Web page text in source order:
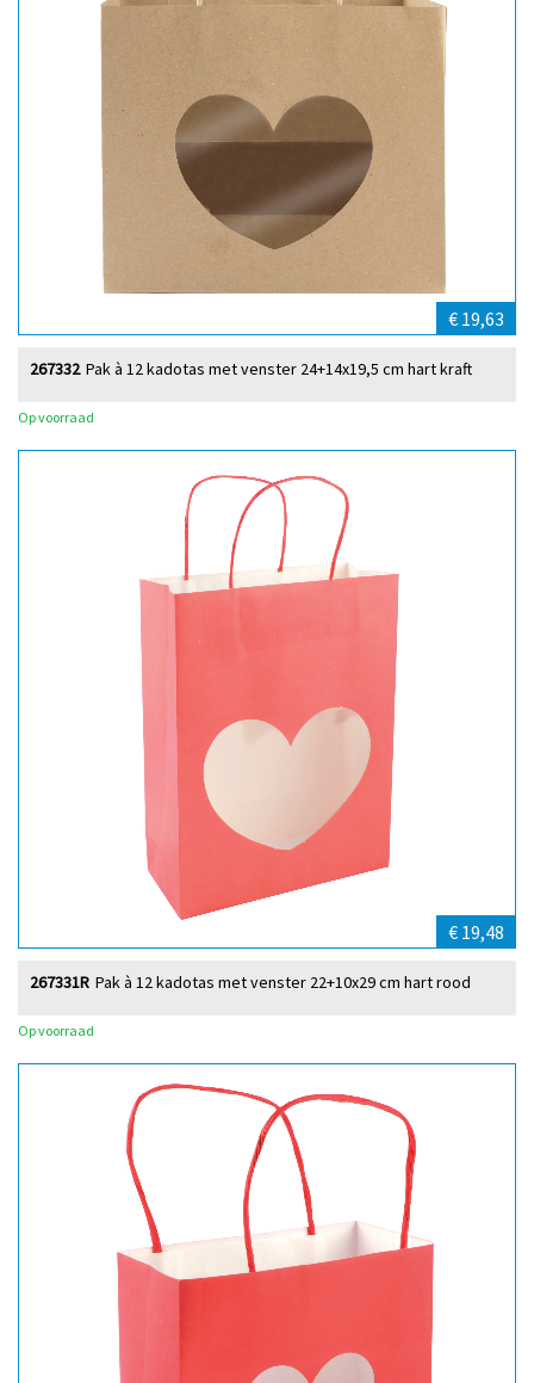
€ 19,63
Pak à 12 kadotas met venster 24+14x19,5 cm hart kraft
267332
Op voorraad
€ 19,48
Pak à 12 kadotas met venster 22+10x29 cm hart rood
267331R
Op voorraad